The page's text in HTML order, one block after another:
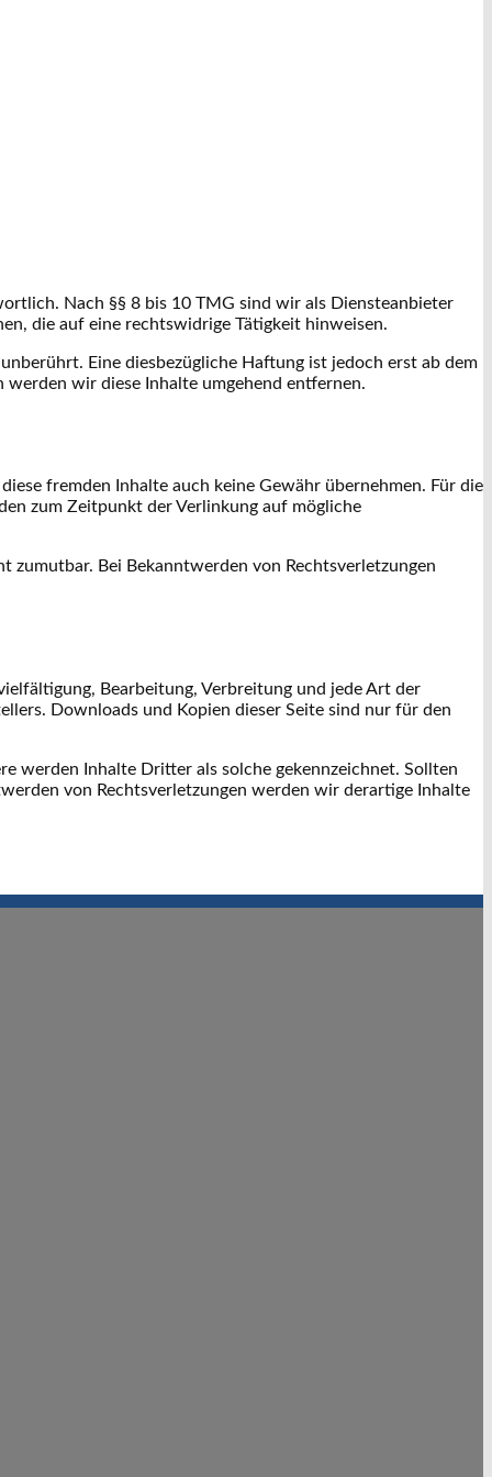
Nach §§ 8 bis 10 TMG sind wir als Diensteanbieter
die auf eine rechtswidrige Tätigkeit hinweisen.
Eine diesbezügliche Haftung ist jedoch erst ab dem
wir diese Inhalte umgehend entfernen.
fremden Inhalte auch keine Gewähr übernehmen. Für die
zum Zeitpunkt der Verlinkung auf mögliche
Bei Bekanntwerden von Rechtsverletzungen
Bearbeitung, Verbreitung und jede Art der
Downloads und Kopien dieser Seite sind nur für den
werden Inhalte Dritter als solche gekennzeichnet. Sollten
von Rechtsverletzungen werden wir derartige Inhalte